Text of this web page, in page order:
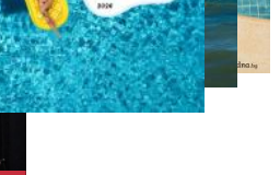
ИЗВЕСТНИ
Така ли го правиш, тате?“
Дъщерята на Орлин
Павлов го имитира